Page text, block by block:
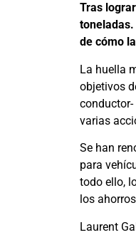
Tras
de cómo
La huella
objetivos
conductor-
varias
Se han
para
todo ello,
los
Laurent